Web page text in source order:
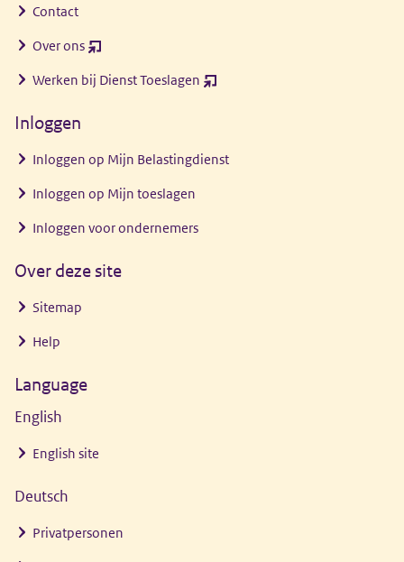
Contact
Over ons (opent
venster)
Werken bij Dienst Toeslagen (opent
Inloggen
Inloggen op Mijn Belastingdienst
Inloggen op Mijn toeslagen
Inloggen voor ondernemers
Over deze site
Sitemap
Help
Language
English
English site
Deutsch
Privatpersonen